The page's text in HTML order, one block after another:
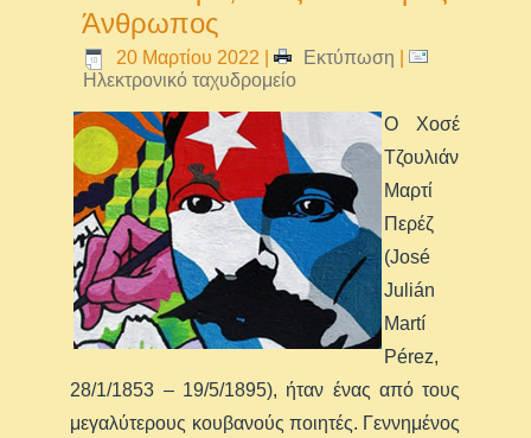
Άνθρωπος
20 Μαρτίου 2022 | Εκτύπωση
Ηλεκτρονικό ταχυδρομείο
Ο Χοσέ
Τζουλιάν
Μαρτί
Περέζ
(José
Julián
Martí
Pérez,
28/1/1853 – 19/5/1895), ήταν ένας από τους
μεγαλύτερους κουβανούς ποιητές. Γεννημένος